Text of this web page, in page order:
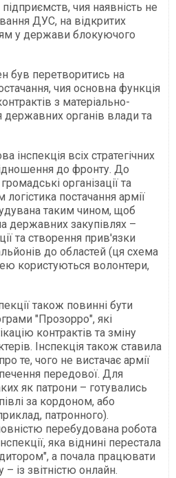
чия наявність не
ДУС, на відкритих
у держави блокуючого
був перетворитись на
чия основна функція
з матеріально-
державних органів влади та
інспекція всіх стратегічних
до фронту. До
організації та
постачання армії
таким чином, щоб
державних закупівлях –
та створення прив'язки
до областей (ця схема
користуються волонтери,
також повинні бути
"Прозорро", які
контрактів та зміну
Інспекція також ставила
те, чого не вистачає армії
передової. Для
як патрони – готувались
за кордоном, або
патронного).
перебудована робота
яка віднині перестала
а почала працювати
із звітністю онлайн.